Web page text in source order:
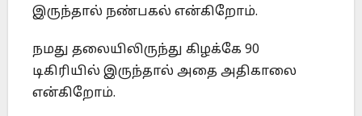
இருந்தால் நண்பகல் என்கிறோம்.
நமது தலையிலிருந்து கிழக்கே 90
டிகிரியில் இருந்தால் அதை அதிகாலை
என்கிறோம்.